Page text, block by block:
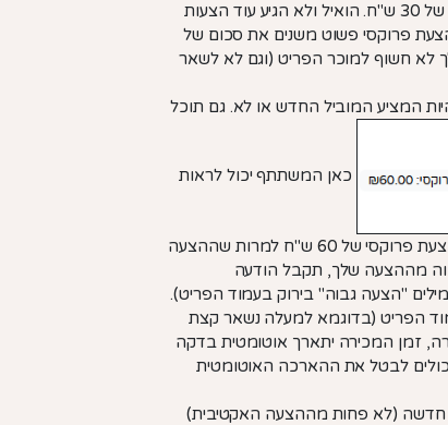
הסתיים, "C" זכה בפריט במחיר של 20 ש"ח למרות שהוא השאיר הצעה יותר גבוה של 30 ש"ח. הואיל ולא הגיע עוד הצעות
שלו (30 ש"ח). כדי להשאיר הצעת פרוקסי פשוט משנים את סכום של
לא חשוף למוכר הפריט (וגם לא לשאר
המציע המוביל החדש או לא. גם תוכל
כאן המשתתף יכול לראות
שהוע כרגע המציע המוביל (דרך המילים "הצעה גבוהה" בירוק) וגם שהוא השאיר הצעת פרוקסי של 60 ש"ח למרות שההצעה
יותר גבוה מההצעה שלך, תקבל הודעה
"הצעה גבוה" בירוק בעמוד הפריט).
הפריט (בדוגמא למעלה נשאר קצת
זמן המכירה יתארך אוטומטית בדקה
לבטל את ההארכה האוטומטית
חדשה (לא פחות מההצעה האקטיבית)